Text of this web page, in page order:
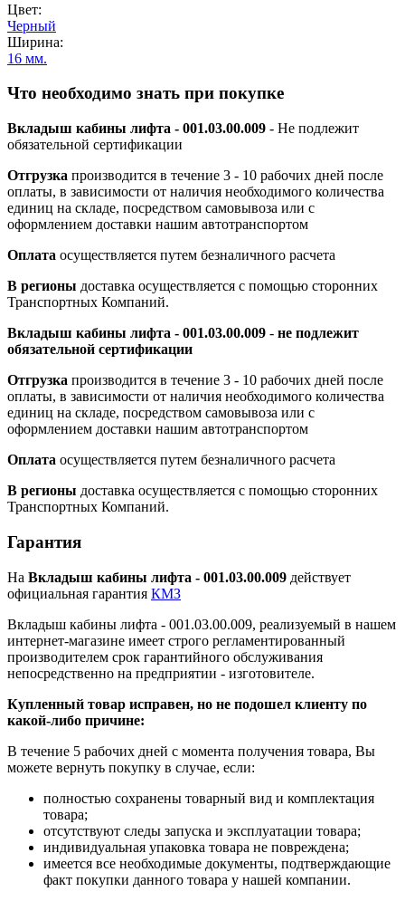
Цвет:
Черный
Ширина:
16 мм.
Что необходимо знать при покупке
Вкладыш кабины лифта - 001.03.00.009 - Не подлежит
обязательной сертификации
Отгрузка производится в течение 3 - 10 рабочих дней после
оплаты, в зависимости от наличия необходимого количества
единиц на складе, посредством самовывоза или с
оформлением доставки нашим автотранспортом
Оплата осуществляется путем безналичного расчета
В регионы доставка осуществляется с помощью сторонних
Транспортных Компаний.
Вкладыш кабины лифта - 001.03.00.009 - не подлежит
обязательной сертификации
Отгрузка производится в течение 3 - 10 рабочих дней после
оплаты, в зависимости от наличия необходимого количества
единиц на складе, посредством самовывоза или с
оформлением доставки нашим автотранспортом
Оплата осуществляется путем безналичного расчета
В регионы доставка осуществляется с помощью сторонних
Транспортных Компаний.
Гарантия
На Вкладыш кабины лифта - 001.03.00.009 действует
официальная гарантия КМЗ
Вкладыш кабины лифта - 001.03.00.009, реализуемый в нашем
интернет-магазине имеет строго регламентированный
производителем срок гарантийного обслуживания
непосредственно на предприятии - изготовителе.
Купленный товар исправен, но не подошел клиенту по
какой-либо причине:
В течение 5 рабочих дней с момента получения товара, Вы
можете вернуть покупку в случае, если:
полностью сохранены товарный вид и комплектация
товара;
отсутствуют следы запуска и эксплуатации товара;
индивидуальная упаковка товара не повреждена;
имеется все необходимые документы, подтверждающие
факт покупки данного товара у нашей компании.